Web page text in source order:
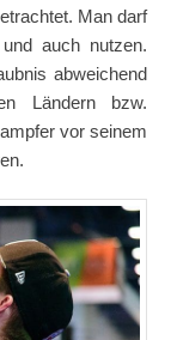
Man darf
auch nutzen.
abweichend
Ländern bzw.
vor seinem